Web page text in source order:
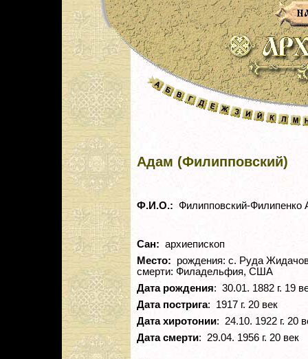
Адам (Филипповский)
Ф.И.О.: Филипповский-Филипенко
Сан: архиепископ
Место: рождения: с. Руда
смерти: Филадельфия, США
Дата рождения: 30.01. 1882 г. 19
Дата пострига: 1917 г. 20 век
Дата хиротонии: 24.10. 1922 г. 20
Дата смерти: 29.04. 1956 г. 20 век